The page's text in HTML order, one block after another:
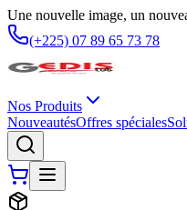
Une nouvelle image, un
(+225) 07 89 65 73 78
Nos Produits
NouveautésOffres spéciales